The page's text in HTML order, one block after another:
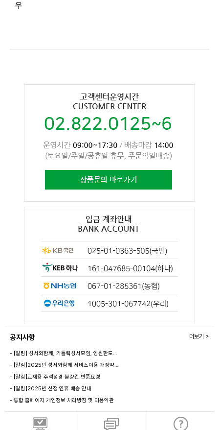
우
공지사항
- 【알림】 성서와함께, 가톨릭성서모임, 영원한도…
- 【알림】2025년 성서와함께 서비스이용 개정약…
- 【알림】교재용 주석성경 불량건 반품요령
- 【알림】2025년 신정 연휴 배송 안내
- 통합 홈페이지 개인정보 처리방침 및 이용약관
더보기 >